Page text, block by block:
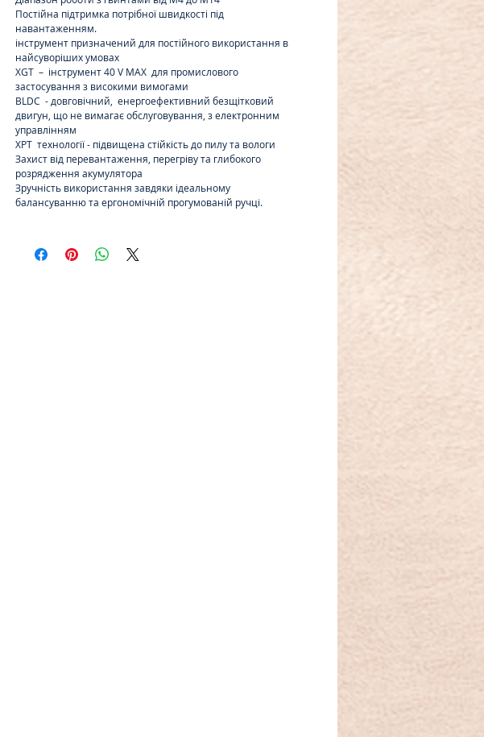
Постійна підтримка потрібної швидкості під
навантаженням.
інструмент призначений для постійного використання в
найсуворіших умовах
XGT – інструмент 40 V MAX для промислового
застосування з високими вимогами
BLDC - довговічний, енергоефективний безщітковий
двигун, що не вимагає обслуговування, з електронним
управлінням
XPT технології - підвищена стійкість до пилу та вологи
Захист від перевантаження, перегріву та глибокого
розрядження акумулятора
Зручність використання завдяки ідеальному
балансуванню та ергономічній прогумованій ручці.